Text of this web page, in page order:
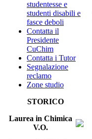
studentesse e
studenti disabili e
fasce deboli
Contatta il
Presidente
CuChim
Contatta i Tutor
Segnalazione
reclamo
Zone studio
STORICO
Laurea in Chimica
V.O.